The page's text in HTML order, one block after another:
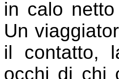
in calo
Un
il contatto,
occhi di chi